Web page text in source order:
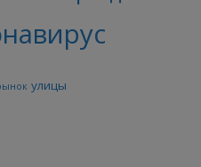
улицы